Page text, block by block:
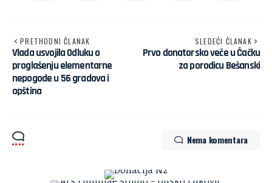
PRETHODNI ČLANAK
Vlada usvojila Odluku o
proglašenju elementarne
nepogode u 56 gradova i
opština
SLEDEĆI ČLANAK
Prvo donatorsko veče u Čačku
za porodicu Bešanski
Nema komentara